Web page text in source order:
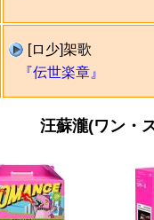
[ロ少]架歌
『伝世楽章』
汪蘇瀧(ワン・